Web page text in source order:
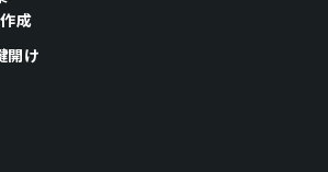
成
開け